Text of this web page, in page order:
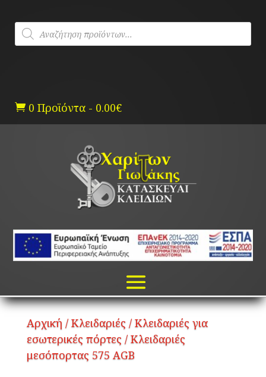
content
Products
search
 0 Προϊόντα - 0.00€
Αρχική / Κλειδαριές / Κλειδαριές για
εσωτερικές πόρτες / Κλειδαριές
μεσόπορτας 575 AGB